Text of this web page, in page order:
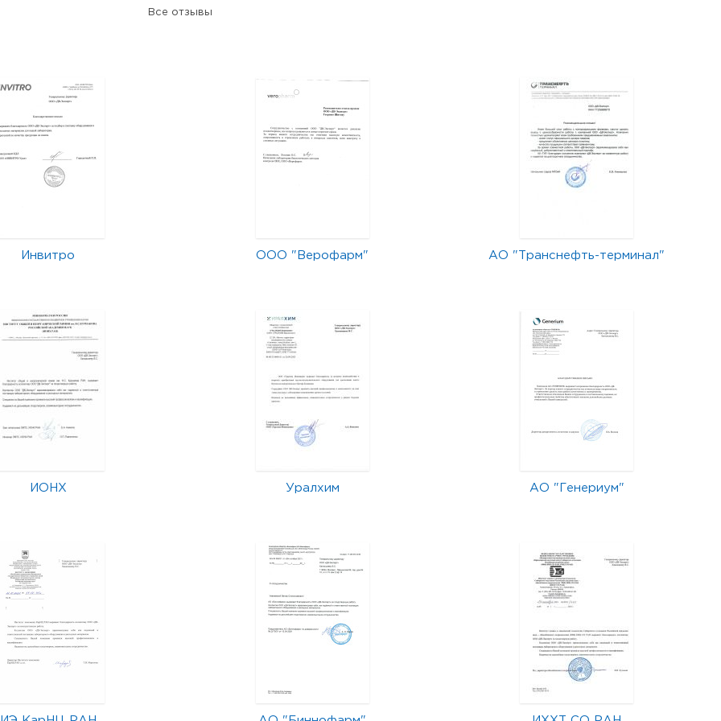
Все отзывы
Инвитро ООО "Верофарм" АО "Транснефть-терминал"
ИОНХ Уралхим АО "Генериум"